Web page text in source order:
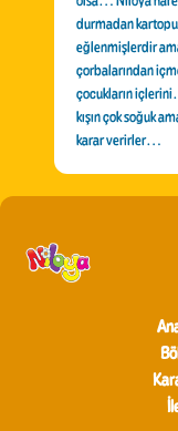
durmadan kartopu
eğlenmişlerdir
çorbalarından
çocukların
kışın çok soğuk
karar verirler…